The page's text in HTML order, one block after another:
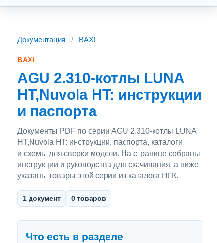
Документация / BAXI
BAXI
AGU 2.310-котлы LUNA
HT,Nuvola HT: инструкции
и паспорта
Документы PDF по серии AGU 2.310-котлы LUNA
HT,Nuvola HT: инструкции, паспорта, каталоги
и схемы для сверки модели. На странице собраны
инструкции и руководства для скачивания, а ниже
указаны товары этой серии из каталога НГК.
1 документ 0 товаров
Что есть в разделе